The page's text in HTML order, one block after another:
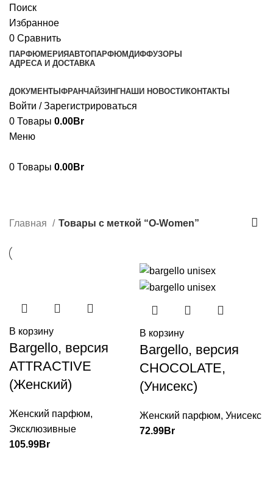
Поиск
Избранное
0 Сравнить
ПАРФЮМЕРИЯАВТОПАРФЮМДИФФУЗОРЫ
АДРЕСА И ДОСТАВКА
ДОКУМЕНТЫ ФРАНЧАЙЗИНГНАШИ НОВОСТИ КОНТАКТЫ
Войти / Зарегистрироваться
0 Товары 0.00Br
Меню
0 Товары 0.00Br
Категории
Главная Товары с меткой “O-Women”
В корзину
Bargello, версия
ATTRACTIVE
(Женский)
Женский парфюм,
Эксклюзивные
105.99Br
В корзину
Bargello, версия
CHOCOLATE,
(Унисекс)
Женский парфюм, Унисекс
72.99Br